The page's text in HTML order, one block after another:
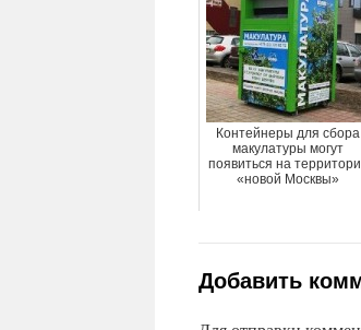
Контейнеры для сбора
макулатуры могут
появиться на
«новой Москвы»
Добавить